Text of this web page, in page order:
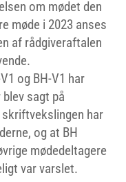
om mødet den
møde i 2023 anses
af rådgiveraftalen
og BH-V1 har
sagt på
skriftvekslingen har
og at BH
mødedeltagere
var varslet.